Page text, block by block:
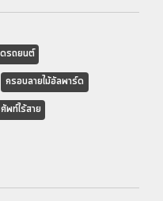
รถยนต์
ครอบลายไม้อัลพาร์ด
พท์ไร้สาย